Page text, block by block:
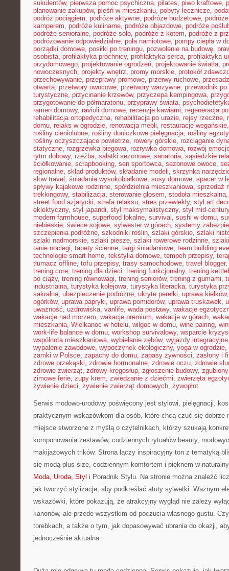
sukulentów, pierwsza pomoc psychiczna, pilates, piwo kraftowe,
planowanie zakupów, pleśń w mieszkaniu, pobyty lecznicze,
podróż pociągiem, podróże aktywne, podróże budżetowe,
kamperem, podróże kulinarne, podróże objazdowe, podróże
podróże senioralne, podróże solo, podróże z kotem, podróże z
podróżowanie odpowiedzialne, pola namiotowe, pompy ciepła w
porządki domowe, posiłki po treningu, pozwolenie na budowę,
osobista, profilaktyka próchnicy, profilaktyka serca, profilaktyka
przydomowego, projektowanie ogrodzeń, projektowanie światła,
nowoczesnych, projekty wnętrz, promy morskie, protokół
przechowywanie, przeprawy promowe, przerwy ruchowe,
otwarta, przetwory owocowe, przetwory warzywne, przewodnik
turystyczne, przycinanie krzewów, przyczepa kempingowa,
przygotowanie do półmaratonu, przyprawy świata,
ramen domowy, ravioli domowe, recenzje kawiarni, regeneracja
rehabilitacja ortopedyczna, rehabilitacja po urazie, rejsy rzeczne,
domu, relaks w ogrodzie, renowacja mebli, restauracje wegańskie
rośliny cieniolubne, rośliny doniczkowe pielęgnacja, rośliny
rośliny oczyszczające powietrze, rowery górskie, rozciąganie
statyczne, rozgrzewka biegowa, rozrywka domowa, rozwój
rytm dobowy, rzeźba, sałatki sezonowe, sanatoria, sąsiedzkie
ściółkowanie, scrapbooking, sen sportowca, sezonowe owoce,
regionalne, skład produktów, składanie modeli, skrzynka
slow travel , śniadania wysokobiałkowe, sosy domowe, spacer w
spływy kajakowe rodzinne, spółdzielnia mieszkaniowa, sprzedaż
trekkingowy, stabilizacja, sterowanie głosem, stodoła mieszkalna
street food azjatycki, strefa relaksu, stres przewlekły, styl art
eklektyczny, styl japandi, styl maksymalistyczny, styl mid-century
modern farmhouse, superfood lokalne, survival , sushi w domu,
niebieskie, świece sojowe, sylwester w górach, systemy
szczepienia podróżne, szkodniki roślin, szlaki górskie, szlaki
szlaki nadmorskie, szlaki piesze, szlaki rowerowe rodzinne,
tanie noclegi, tapety ścienne, targi śniadaniowe, team building
technologie smart home, tekstylia domowe, tempeh przepisy,
tłumacz offline, tofu przepisy, trasy samochodowe, travel blogger,
trening core, trening dla dzieci, trening funkcjonalny, trening
po ciąży, trening równowagi, trening seniorów, trening z gumami,
industrialna, turystyka kolejowa, turystyka literacka, turystyka
sakralna, ubezpieczenie podróżne, ukryte perełki, uprawa kiełków
ogórków, uprawa papryki, uprawa pomidorów, uprawa truskawek,
uważność, uzdrowiska, vanlife, wada postawy, wakacje
wakacje nad morzem, wakacje premium, wakacje w górach,
mieszkania, Wielkanoc w hotelu, wilgoć w domu, wine pairing,
work-life balance w domu, workshop survivalowy, wsparcie
wspólnota mieszkaniowa, wybielanie zębów, wyjazdy integracyjne
wypalenie zawodowe, wypoczynek ekologiczny, yoga w ogrodzie,
zamki w Polsce, zapachy do domu, zapasy żywności, zasłony i
zdrowe przekąski, zdrowie hormonalne, zdrowie oczu, zdrowie
zdrowie zwierząt, zdrowy kręgosłup, zgłoszenie budowy,
zimowe ferie, zupy krem, zwiedzanie z dziećmi, zwierzęta
żywienie dzieci, żywienie zwierząt domowych, żywopłot
Serwis modowo-urodowy poświęcony jest stylowi, pielęgnacji,
praktycznym wskazówkom dla osób, które chcą czuć się dobrze
miejsce stworzone z myślą o czytelnikach, którzy szukają
komponowania zestawów, codziennych rytuałów beauty,
makijażowych trików. Strona łączy inspiracyjny ton z tematyką
się modą plus size, codziennym komfortem i pięknem w
Moda, Uroda, Styl i Poradnik Stylu. Na stronie można znaleźć
jak tworzyć stylizacje, aby podkreślać atuty sylwetki. Ważnym
wskazówki, które pokazują, że atrakcyjny wygląd nie zależy
kanonów, ale przede wszystkim od poczucia własnego gustu.
torebkach, a także o tym, jak dopasowywać ubrania do okazji,
jednocześnie aktualna.